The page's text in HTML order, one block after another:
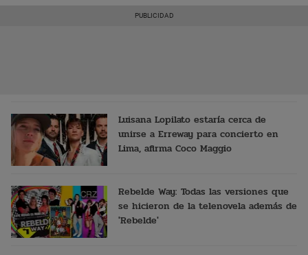
Luisana Lopilato estaría cerca de
unirse a Erreway para concierto en
Lima, afirma Coco Maggio
Rebelde Way: Todas las versiones que
se hicieron de la telenovela además de
'Rebelde'